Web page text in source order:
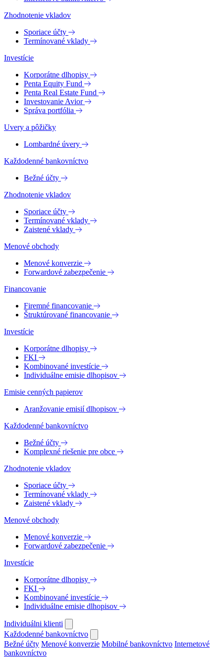
Zhodnotenie vkladov
Sporiace účty
Termínované vklady
Investície
Korporátne dlhopisy
Penta Equity Fund
Penta Real Estate Fund
Investovanie Avior
Správa portfólia
Uvery a pôžičky
Lombardné úvery
Každodenné bankovníctvo
Bežné účty
Zhodnotenie vkladov
Sporiace účty
Termínované vklady
Zaistené vklady
Menové obchody
Menové konverzie
Forwardové zabezpečenie
Financovanie
Firemné financovanie
Štruktúrované financovanie
Investície
Korporátne dlhopisy
FKI
Kombinované investície
Individuálne emisie dlhopisov
Emisie cenných papierov
Aranžovanie emisií dlhopisov
Každodenné bankovníctvo
Bežné účty
Komplexné riešenie pre obce
Zhodnotenie vkladov
Sporiace účty
Termínované vklady
Zaistené vklady
Menové obchody
Menové konverzie
Forwardové zabezpečenie
Investície
Korporátne dlhopisy
FKI
Kombinované investície
Individuálne emisie dlhopisov
Individuálni klienti
Každodenné bankovníctvo
Bežné účty Menové konverzie Mobilné bankovníctvo Internetové
bankovníctvo